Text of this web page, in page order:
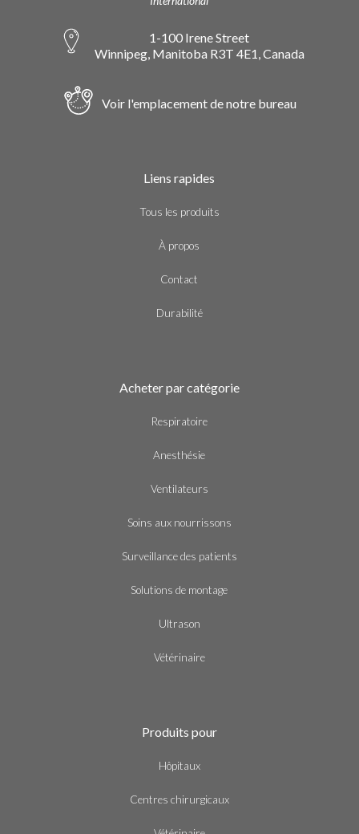
1-100 Irene Street
Winnipeg, Manitoba R3T 4E1, Canada
Voir l'emplacement de notre bureau
Liens rapides
Tous les produits
À propos
Contact
Durabilité
Acheter par catégorie
Respiratoire
Anesthésie
Ventilateurs
Soins aux nourrissons
Surveillance des patients
Solutions de montage
Ultrason
Vétérinaire
Produits pour
Hôpitaux
Centres chirurgicaux